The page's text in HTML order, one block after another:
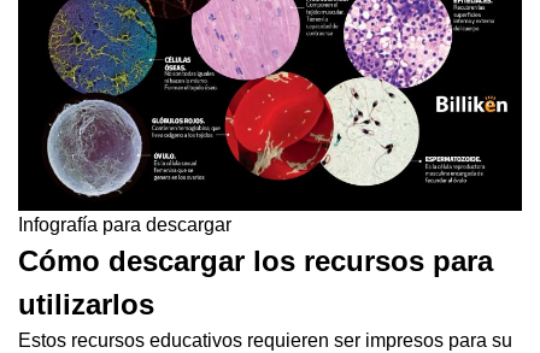
Infografía para descargar
Cómo descargar los recursos para
utilizarlos
Estos recursos educativos requieren ser impresos para su